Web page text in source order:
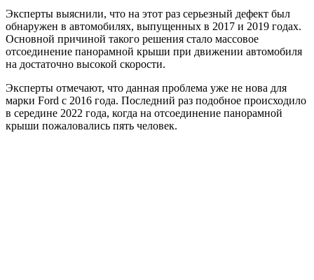
Эксперты выяснили, что на этот раз серьезный дефект был
обнаружен в автомобилях, выпущенных в 2017 и 2019 годах.
Основной причиной такого решения стало массовое
отсоединение панорамной крыши при движении автомобиля
на достаточно высокой скорости.
Эксперты отмечают, что данная проблема уже не нова для
марки Ford с 2016 года. Последний раз подобное происходило
в середине 2022 года, когда на отсоединение панорамной
крыши пожаловались пять человек.